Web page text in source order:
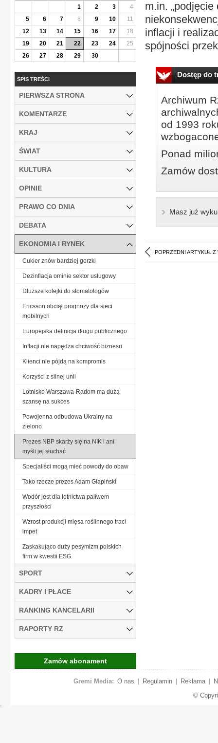
m.in.
inflacji i
spójności
Dostęp do
Archiwum
od 1993
Ponad
Zamów
Masz już
POPRZEDNI ARTYKUŁ Z
1
2 3
4
5
6 7 8 9 10
11
12
13 14 15 16 17
18
19
20 21 22 23 24
25
26
27 28 29 30
SPIS TREŚCI
PIERWSZA STRONA
KOMENTARZE
KRAJ
ŚWIAT
KULTURA
OPINIE
PRAWO CO DNIA
DEBATA
EKONOMIA I RYNEK
Cukier znów bardziej gorzki
Dezinflacja ominie sektor usługowy
Dłuższe kolejki do stomatologów
Ericsson obciął prognozy dla sieci
mobilnych
Europejska definicja długu publicznego
Inflacji nie napędza chciwość biznesu
Klienci nie pójdą na kompromis
Korzyści z silnej unii
Lotnisko Warszawa-Radom ma dużą
szansę na sukces
Powojenna odbudowa Ukrainy na
zielono
Prezes NBP skarży się na NIK i ani
myśli jej słuchać
Specjaliści mogą mieć powody do obaw
Tako rzecze prezes Adam Glapiński
Wodór jest dla lotnictwa paliwem
przyszłości
Wzrost produkcji mięsa roślinnego traci
impet
Zaskakująco duży pesymizm polskich
firm w kwestii ESG
SPORT
KADRY I PŁACE
RANKING KANCELARII
RAPORTY RZ
Zamów abonament
Gremi Media: O nas Regulamin Reklama
©